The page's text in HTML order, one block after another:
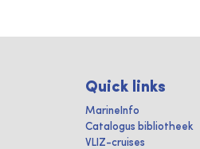
Quick links
MarineInfo
Catalogus bibliotheek
VLIZ-cruises